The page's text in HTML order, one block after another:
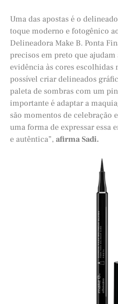
Uma das apostas é o
toque moderno e fotogênico
Delineadora Make B. Ponta
precisos em preto que
evidência às cores escolhidas
possível criar delineados
paleta de sombras com um
importante é adaptar a
são momentos de celebração
uma forma de expressar essa
e autêntica”, afirma Sadi.